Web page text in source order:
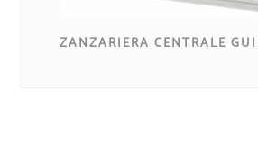
ZANZARIERA CENTRALE